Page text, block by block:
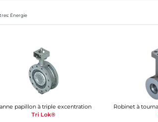
Énergie
papillon à triple excentration
Tri Lok®